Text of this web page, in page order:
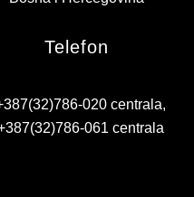
Telefon
020 centrala,
061 centrala